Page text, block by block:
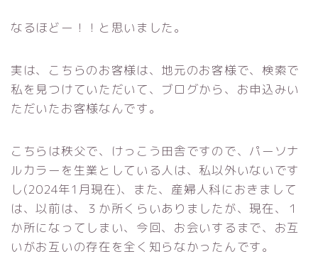
なるほどー！！と思いました。
実は、こちらのお客様は、地元のお客様で、検索で
私を見つけていただいて、ブログから、お申込みい
ただいたお客様なんです。
こちらは秩父で、けっこう田舎ですので、パーソナ
ルカラーを生業としている人は、私以外いないです
し(2024年1月現在)、また、産婦人科におきまして
は、以前は、３か所くらいありましたが、現在、１
か所になってしまい、今回、お会いするまで、お互
いがお互いの存在を全く知らなかったんです。